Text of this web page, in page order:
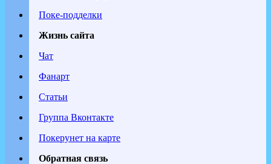
Поке-подделки
Жизнь сайта
Чат
Фанарт
Статьи
Группа Вконтакте
Покерунет на карте
Обратная связь